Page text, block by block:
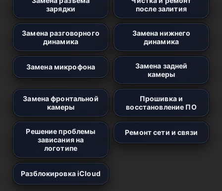
зарядки
после залития
Замена разговорного
динамика
Замена нижнего
динамика
Замена микрофона
Замена задней
камеры
Замена фронтальной
камеры
Прошивка и
восстановление ПО
Решение проблемы
зависания на
логотипе
Ремонт сети и связи
Разблокировка iCloud